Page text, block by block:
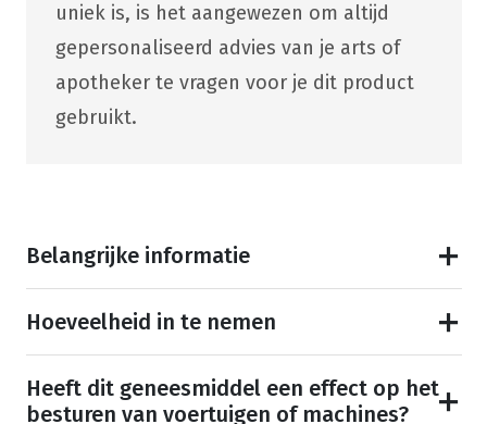
uniek is, is het aangewezen om altijd
gepersonaliseerd advies van je arts of
apotheker te vragen voor je dit product
gebruikt.
Belangrijke informatie
Hoeveelheid in te nemen
Heeft dit geneesmiddel een effect op het
besturen van voertuigen of machines?